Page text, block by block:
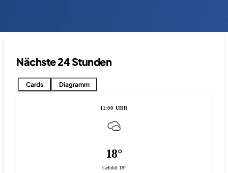
Nächste 24 Stunden
Cards Diagramm
11:00 UHR
18°
Gefühlt 18°